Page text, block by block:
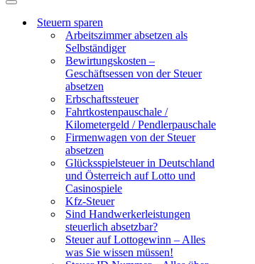
Navigationsmenü
Steuern sparen
Arbeitszimmer absetzen als
Selbständiger
Bewirtungskosten –
Geschäftsessen von der Steuer
absetzen
Erbschaftssteuer
Fahrtkostenpauschale /
Kilometergeld / Pendlerpauschale
Firmenwagen von der Steuer
absetzen
Glücksspielsteuer in Deutschland
und Österreich auf Lotto und
Casinospiele
Kfz-Steuer
Sind Handwerkerleistungen
steuerlich absetzbar?
Steuer auf Lottogewinn – Alles
was Sie wissen müssen!